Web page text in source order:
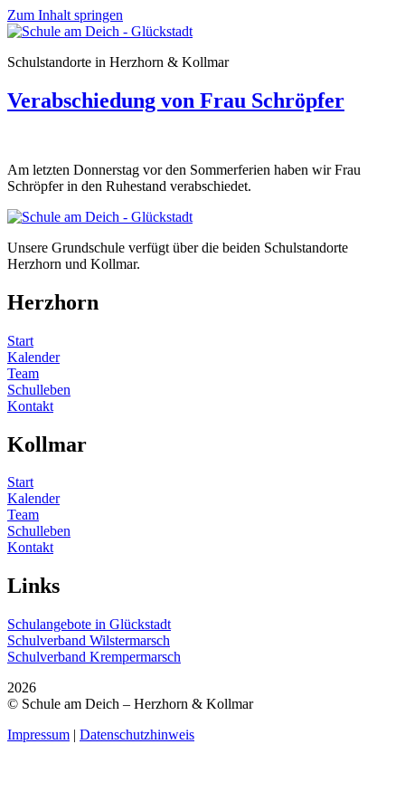
Zum Inhalt springen
Schulstandorte in Herzhorn & Kollmar
Verabschiedung von Frau Schröpfer
Am letzten Donnerstag vor den Sommerferien haben wir Frau
Schröpfer in den Ruhestand verabschiedet.
Unsere Grundschule verfügt über die beiden Schulstandorte
Herzhorn und Kollmar.
Herzhorn
Start
Kalender
Team
Schulleben
Kontakt
Kollmar
Start
Kalender
Team
Schulleben
Kontakt
Links
Schulangebote in Glückstadt
Schulverband Wilstermarsch
Schulverband Krempermarsch
2026
© Schule am Deich – Herzhorn & Kollmar
Impressum | Datenschutzhinweis